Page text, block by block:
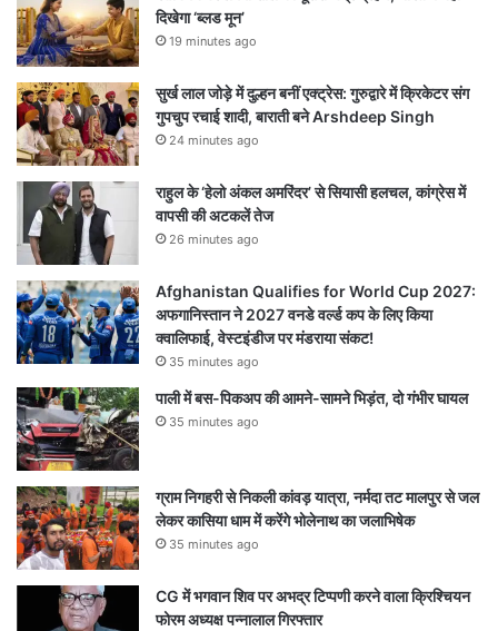
दिखेगा ‘ब्लड मून’
19 minutes ago
सुर्ख लाल जोड़े में दुल्हन बनीं एक्ट्रेस: गुरुद्वारे में क्रिकेटर संग
गुपचुप रचाई शादी, बाराती बने Arshdeep Singh
24 minutes ago
राहुल के ‘हेलो अंकल अमरिंदर’ से सियासी हलचल, कांग्रेस में
वापसी की अटकलें तेज
26 minutes ago
Afghanistan Qualifies for World Cup 2027:
अफगानिस्तान ने 2027 वनडे वर्ल्ड कप के लिए किया
क्वालिफाई, वेस्टइंडीज पर मंडराया संकट!
35 minutes ago
पाली में बस-पिकअप की आमने-सामने भिड़ंत, दो गंभीर घायल
35 minutes ago
ग्राम निगहरी से निकली कांवड़ यात्रा, नर्मदा तट मालपुर से जल
लेकर कासिया धाम में करेंगे भोलेनाथ का जलाभिषेक
35 minutes ago
CG में भगवान शिव पर अभद्र टिप्पणी करने वाला क्रिश्चियन
फोरम अध्यक्ष पन्नालाल गिरफ्तार